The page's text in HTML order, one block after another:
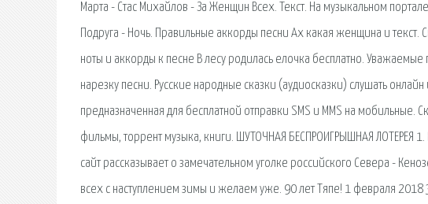
Марта - Стас Михайлов - За Женщин Всех. Текст. На музыкальном
Подруга - Ночь. Правильные аккорды песни Ах какая женщина и текст.
ноты и аккорды к песне В лесу родилась елочка бесплатно. Уважаемые
нарезку песни. Русские народные сказки (аудиосказки) слушать
предназначенная для бесплатной отправки SMS и MMS на мобильные.
фильмы, торрент музыка, книги. ШУТОЧНАЯ БЕСПРОИГРЫШНАЯ ЛОТЕРЕЯ
сайт рассказывает о замечательном уголке российского Севера -
всех с наступлением зимы и желаем уже. 90 лет Тяпе! 1 февраля